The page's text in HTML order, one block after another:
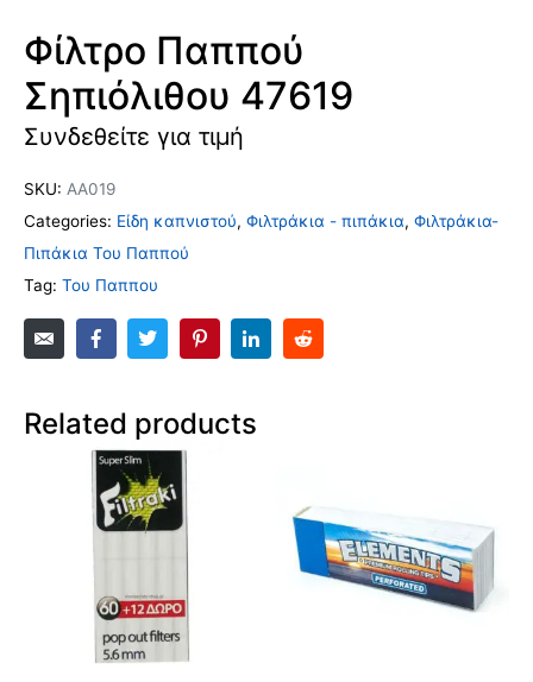
Φίλτρο Παππού
Σηπιόλιθου 47619
Συνδεθείτε για τιμή
SKU: ΑΑ019
Categories: Είδη καπνιστού, Φιλτράκια - πιπάκια, Φιλτράκια-
Πιπάκια Του Παππού
Tag: Του Παππου
Related products